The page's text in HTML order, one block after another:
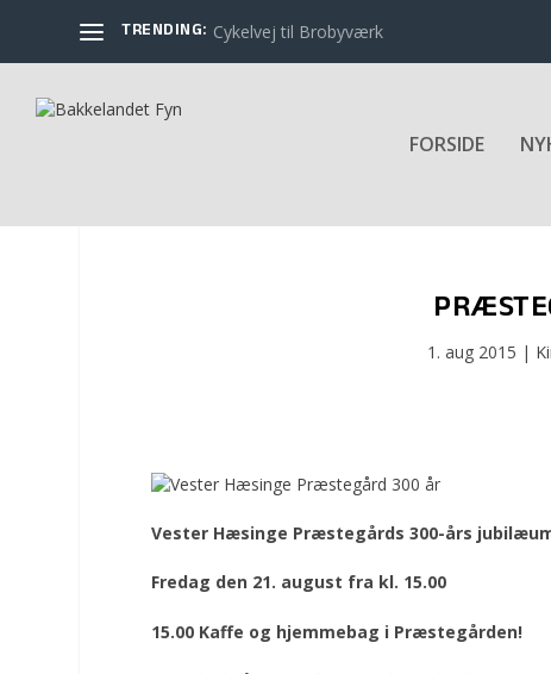
TRENDING: Cykelvej til Brobyværk
FORSIDE
1. aug 2015 |
Vester Hæsinge Præstegårds300-års
Fredag den 21. august fra kl. 15.00
15.00 Kaffe og hjemmebag i Præstegården!